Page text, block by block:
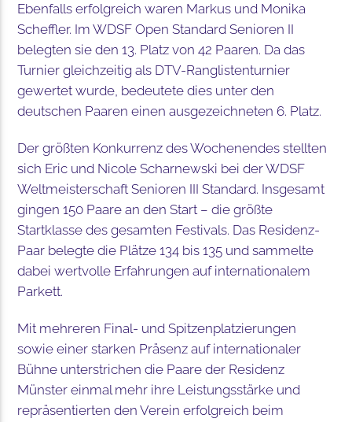
Ebenfalls erfolgreich waren Markus und Monika
Scheffler. Im WDSF Open Standard Senioren II
belegten sie den 13. Platz von 42 Paaren. Da das
Turnier gleichzeitig als DTV-Ranglistenturnier
gewertet wurde, bedeutete dies unter den
deutschen Paaren einen ausgezeichneten 6. Platz.
Der größten Konkurrenz des Wochenendes stellten
sich Eric und Nicole Scharnewski bei der WDSF
Weltmeisterschaft Senioren III Standard. Insgesamt
gingen 150 Paare an den Start – die größte
Startklasse des gesamten Festivals. Das Residenz-
Paar belegte die Plätze 134 bis 135 und sammelte
dabei wertvolle Erfahrungen auf internationalem
Parkett.
Mit mehreren Final- und Spitzenplatzierungen
sowie einer starken Präsenz auf internationaler
Bühne unterstrichen die Paare der Residenz
Münster einmal mehr ihre Leistungsstärke und
repräsentierten den Verein erfolgreich beim